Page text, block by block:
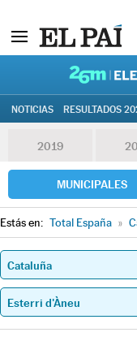
NOTICIAS RESULTADOS
2019
MUNICIPALES
Estás en: Total España »